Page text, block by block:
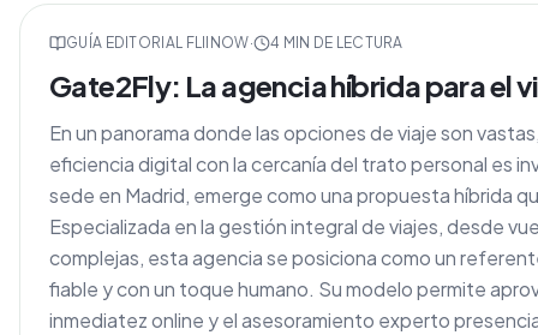
GUÍA EDITORIAL FLIINOW· 4 MIN DE LECTURA
Gate2Fly: La agencia híbrida para el
En un panorama donde las opciones de viaje son
eficiencia digital con la cercanía del trato personal es
sede en Madrid, emerge como una propuesta híbrida
Especializada en la gestión integral de viajes, desde
complejas, esta agencia se posiciona como un
fiable y con un toque humano. Su modelo permite
inmediatez online y el asesoramiento experto